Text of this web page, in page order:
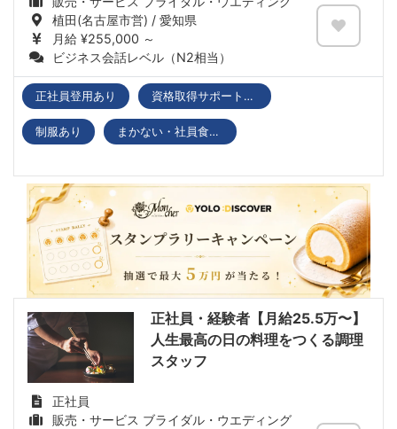
植田(名古屋市営) / 愛知県
月給 ¥255,000 ～
ビジネス会話レベル（N2相当）
正社員登用あり 資格取得サポートあり
制服あり まかない・社員食堂あり
正社員・経験者【月給25.5万〜】
人生最高の日の料理をつくる調理
スタッフ
正社員
販売・サービス ブライダル・ウエディング